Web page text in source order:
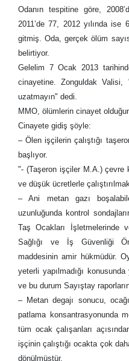
Odanın tespitine göre,
2011’de 77, 2012 yılında
gitmiş. Oda, gerçek ölüm
belirtiyor.
Gelelim 7 Ocak 2013
cinayetine. Zonguldak Valisi,
uzatmayın" dedi.
MMO, ölümlerin cinayet
Cinayete gidiş şöyle:
– Ölen işçilerin çalıştığı
başlıyor.
"- (Taşeron işçiler M.A.) çevre
ve düşük ücretlerle
– Ani metan gazı
uzunluğunda kontrol
Taş Ocakları İşletmelerinde
Sağlığı ve İş Güvenliği
maddesinin amir hükmüdür.
yeterli yapılmadığı
ve bu durum Sayıştay
– Metan degajı sonucu,
patlama konsantrasyonunda
tüm ocak çalışanları
işçinin çalıştığı ocakta çok
dönülmüştür.